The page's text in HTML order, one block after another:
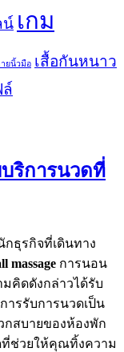
น์ เกม
ยนิ้วมือ เสื้อกันหนาว
บริการนวดที่
ธุรกิจที่เดินทาง
massage การนอน
คิดดังกล่าวได้รับ
การรับการนวดเป็น
กสบายของห้องพัก
ที่ช่วยให้คุณทิ้งความ